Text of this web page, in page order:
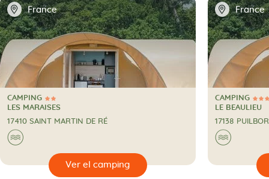
📍 France
2 Estrellas
CAMPING
CAMPING
LES MARAISES
17410 SAINT MARTIN DE RÉ
🌊
📍 France
4 Estrellas
CAMPING
CAMPING
LE BEAULIEU
17138
🌊
Ver el camping 🔍